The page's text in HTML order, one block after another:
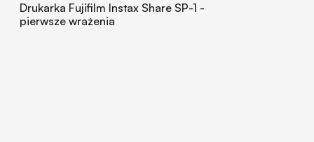
Drukarka Fujifilm Instax Share SP-1 -
pierwsze wrażenia